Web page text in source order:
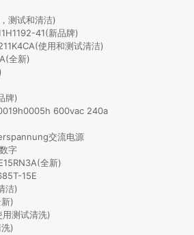
测试和清洁)
41(新品牌)
使用和测试清洁)
全新)
牌)
600vac 240a
交流电源
字
全新)
15E
洁)
)
测试清洗)
)